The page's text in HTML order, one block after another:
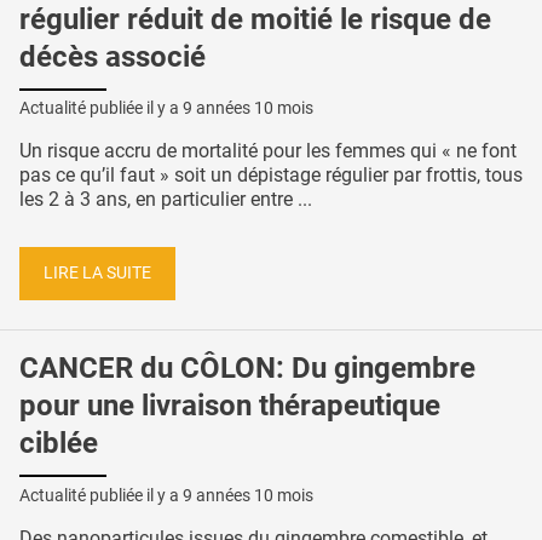
régulier réduit de moitié le risque de
décès associé
Actualité publiée il y a 9 années 10 mois
Un risque accru de mortalité pour les femmes qui « ne font
pas ce qu’il faut » soit un dépistage régulier par frottis, tous
les 2 à 3 ans, en particulier entre ...
LIRE LA SUITE
CANCER du CÔLON: Du gingembre
pour une livraison thérapeutique
ciblée
Actualité publiée il y a 9 années 10 mois